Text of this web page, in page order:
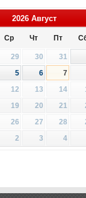
2026 Август
Ср Чт Пт
29 30 31
5 6 7
12 13 14
19 20 21
26 27 28
2 3 4